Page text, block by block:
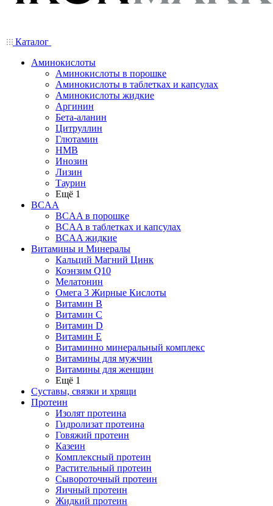
Каталог
Аминокислоты
Аминокислоты в порошке
Аминокислоты в таблетках и капсулах
Аминокислоты жидкие
Аргинин
Бета-аланин
Цитруллин
Глютамин
HMB
Инозин
Лизин
Таурин
Ещё 1
BCAA
BCAA в порошке
BCAA в таблетках и капсулах
BCAA жидкие
Витамины и Минералы
Кальций Магний Цинк
Коэнзим Q10
Мелатонин
Омега 3 Жирные Кислоты
Витамин B
Витамин C
Витамин D
Витамин E
Витаминно минеральный комплекс
Витамины для мужчин
Витамины для женщин
Ещё 1
Суставы, связки и хрящи
Протеин
Изолят протеина
Гидролизат протеина
Говяжий протеин
Казеин
Комплексный протеин
Растительный протеин
Сывороточный протеин
Яичный протеин
Жидкий протеин